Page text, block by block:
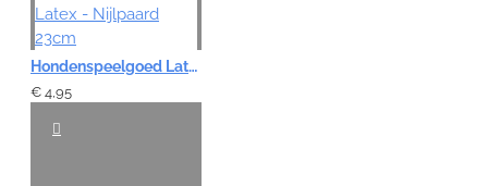
Hondenspeelgoed Latex - Nijlpaard 23cm
€ 4,95